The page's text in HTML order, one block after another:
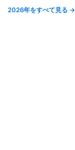
2026年をすべて見る →